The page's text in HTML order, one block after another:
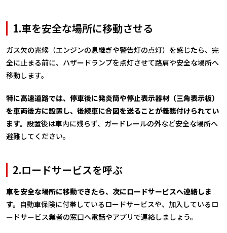
1.車を安全な場所に移動させる
ガス欠の兆候（エンジンの息継ぎや警告灯の点灯）を感じたら、完
全に止まる前に、ハザードランプを点灯させて路肩や安全な場所へ
移動します。
特に高速道路では、停車後に発炎筒や停止表示器材（三角表示板）
を車両後方に設置し、後続車に合図を送ることが義務付けられてい
ます。 設置後は車内に残らず、ガードレールの外など安全な場所へ
避難してください。
2.ロードサービスを呼ぶ
車を安全な場所に移動できたら、次にロードサービスへ連絡しま
す。 自動車保険に付帯しているロードサービスや、加入しているロ
ードサービス業者の窓口へ電話やアプリで連絡しましょう。